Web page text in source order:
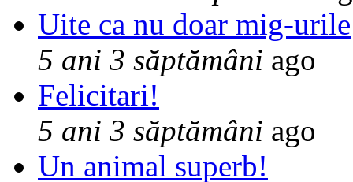
Uite ca nu doar mig-urile
5 ani 3 săptămâni ago
Felicitari!
5 ani 3 săptămâni ago
Un animal superb!